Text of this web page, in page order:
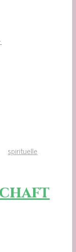
spirituelle